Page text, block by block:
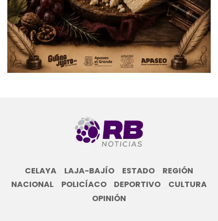
CELAYA LAJA-BAJÍO ESTADO
REGIÓN
NACIONAL
POLICÍACO DEPORTIVO
CULTURA
OPINIÓN